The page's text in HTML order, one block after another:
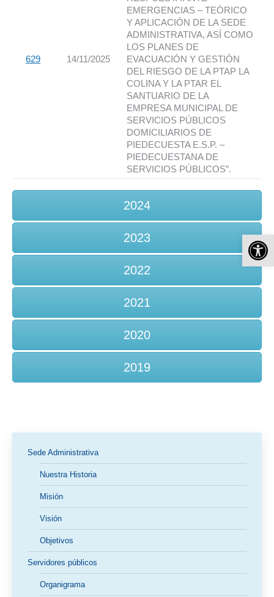
629 14/11/2025
EMERGENCIAS – TEÓRICO
Y APLICACIÓN DE LA SEDE
ADMINISTRATIVA, ASÍ COMO
LOS PLANES DE
EVACUACIÓN Y GESTIÓN
DEL RIESGO DE LA PTAP LA
COLINA Y LA PTAR EL
SANTUARIO DE LA
EMPRESA MUNICIPAL DE
SERVICIOS PÚBLICOS
DOMICILIARIOS DE
PIEDECUESTA E.S.P. –
PIEDECUESTANA DE
SERVICIOS PÚBLICOS”.
2024
2023
2022
2021
2020
2019
Sede Administrativa
Nuestra Historia
Misión
Visión
Objetivos
Servidores públicos
Organigrama